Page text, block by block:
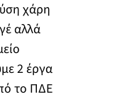
χάρη
αλλά
2 έργα
το ΠΔΕ